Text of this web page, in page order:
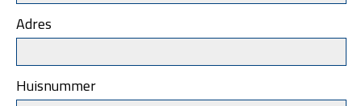
Adres
Huisnummer